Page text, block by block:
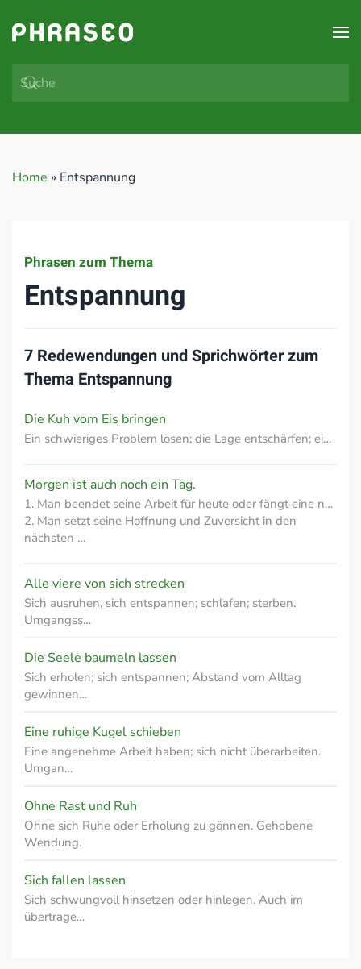
Zum Hauptinhalt springen
Home » Entspannung
Phrasen zum Thema
Entspannung
7 Redewendungen und Sprichwörter zum
Thema Entspannung
Die Kuh vom Eis bringen
Ein schwieriges Problem lösen; die Lage entschärfen; ei…
Morgen ist auch noch ein Tag.
1. Man beendet seine Arbeit für heute oder fängt eine n…
2. Man setzt seine Hoffnung und Zuversicht in den
nächsten …
Alle viere von sich strecken
Sich ausruhen, sich entspannen; schlafen; sterben.
Umgangss…
Die Seele baumeln lassen
Sich erholen; sich entspannen; Abstand vom Alltag
gewinnen…
Eine ruhige Kugel schieben
Eine angenehme Arbeit haben; sich nicht überarbeiten.
Umgan…
Ohne Rast und Ruh
Ohne sich Ruhe oder Erholung zu gönnen. Gehobene
Wendung.
Sich fallen lassen
Sich schwungvoll hinsetzen oder hinlegen. Auch im
übertrage…